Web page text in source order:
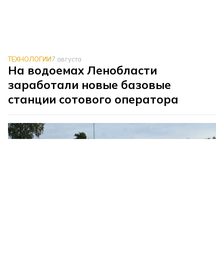
ТЕХНОЛОГИИ7 августа
На водоемах Ленобласти
заработали новые базовые
станции сотового оператора